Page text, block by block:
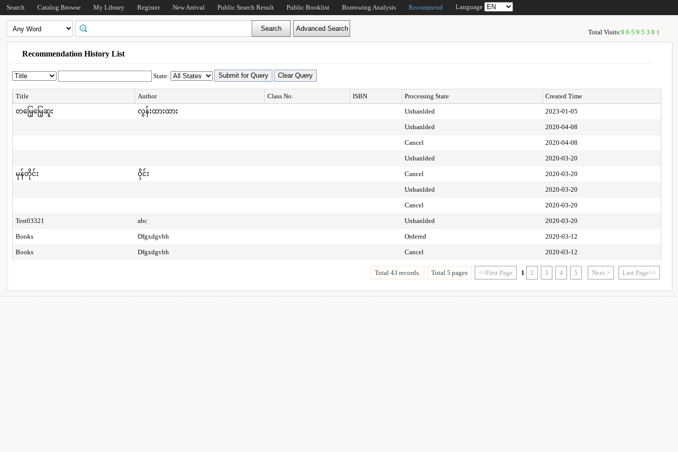
Search Catalog Browse My Library Register New Arrival Public Search Result Public Booklist Borrowing Analysis Recommend Language
Total Visits:96595381
Recommendation History List
State:
Title Author Class No. ISBN Processing State
Created Time
တမြေ့မြေ့ဆူး
လွန်းထားထား Unhanlded 2023-01-05
Unhanlded 2020-04-08
Cancel 2020-04-08
Unhanlded 2020-03-20
မုန်တိုင်း ဝိုင်း Cancel 2020-03-20
Unhanlded 2020-03-20
Cancel 2020-03-20
Test03321 abc Unhanlded 2020-03-20
Books Dfgxdgvbh Ordered 2020-03-12
Books Dfgxdgvbh Cancel 2020-03-12
Total 43 records. Total 5 pages <<First Page 1 2 3 4 5 Next > Last Page>>